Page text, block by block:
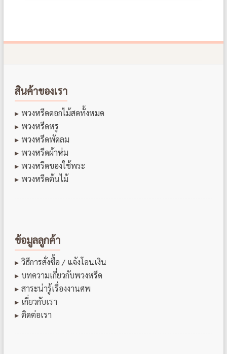
สินค้าของเรา
พวงหรีดดอกไม้สดทั้งหมด
พวงหรีดหรู
พวงหรีดพัดลม
พวงหรีดผ้าห่ม
พวงหรีดของใช้พระ
พวงหรีดต้นไม้
ข้อมูลลูกค้า
วิธีการสั่งซื้อ / แจ้งโอนเงิน
บทความเกี่ยวกับพวงหรีด
สาระน่ารู้เรื่องงานศพ
เกี่ยวกับเรา
ติดต่อเรา